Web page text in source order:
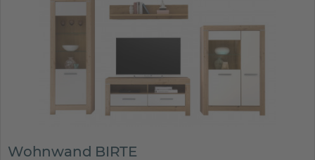
Wohnwand BIRTE